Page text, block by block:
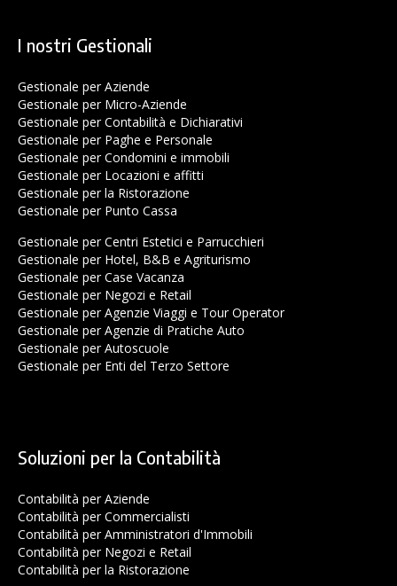
I nostri Gestionali
Gestionale per Aziende
Gestionale per Micro-Aziende
Gestionale per Contabilità e Dichiarativi
Gestionale per Paghe e Personale
Gestionale per Condomini e immobili
Gestionale per Locazioni e affitti
Gestionale per la Ristorazione
Gestionale per Punto Cassa
Gestionale per Centri Estetici e Parrucchieri
Gestionale per Hotel, B&B e Agriturismo
Gestionale per Case Vacanza
Gestionale per Negozi e Retail
Gestionale per Agenzie Viaggi e Tour Operator
Gestionale per Agenzie di Pratiche Auto
Gestionale per Autoscuole
Gestionale per Enti del Terzo Settore
Soluzioni per la Contabilità
Contabilità per Aziende
Contabilità per Commercialisti
Contabilità per Amministratori d'Immobili
Contabilità per Negozi e Retail
Contabilità per la Ristorazione